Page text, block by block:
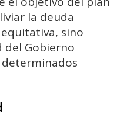
la deuda
sino
del Gobierno